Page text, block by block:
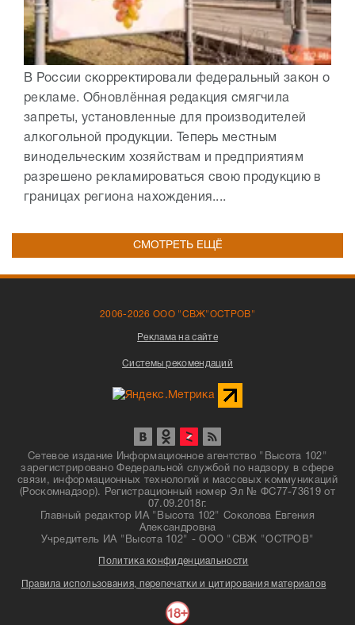
В России скорректировали федеральный закон о
рекламе. Обновлённая редакция смягчила
запреты, установленные для производителей
алкогольной продукции. Теперь местным
винодельческим хозяйствам и предприятиям
разрешено рекламироваться свою продукцию в
границах региона нахождения....
СМОТРЕТЬ ЕЩЁ
2006-2026 ООО "СВЖ"ОСТРОВ"
Реклама на сайте
Системы рекомендаций
Сетевое издание Информационное агентство "Высота 102"
зарегистрировано Федеральной службой по надзору в сфере
связи, информационных технологий и массовых коммуникаций
(Роскомнадзор). Регистрационный номер Эл № ФС77-73619 от
07.09.2018г.
Главный редактор ИА "Высота 102" Соколова Евгения
Александровна
Учредитель ИА "Высота 102" - ООО "СВЖ "ОСТРОВ"
Политика конфиденциальности
Правила использования, перепечатки и цитирования материалов